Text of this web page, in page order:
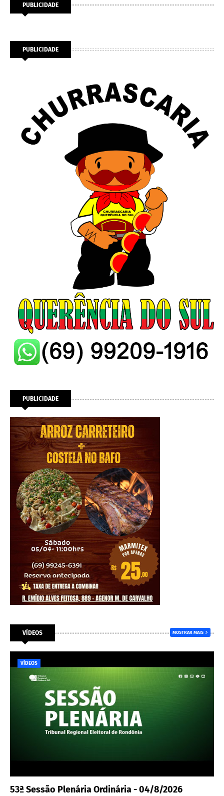
PUBLICIDADE
PUBLICIDADE
PUBLICIDADE
VÍDEOS MOSTRAR MAIS
VÍDEOS
53ª Sessão Plenária Ordinária - 04/8/2026